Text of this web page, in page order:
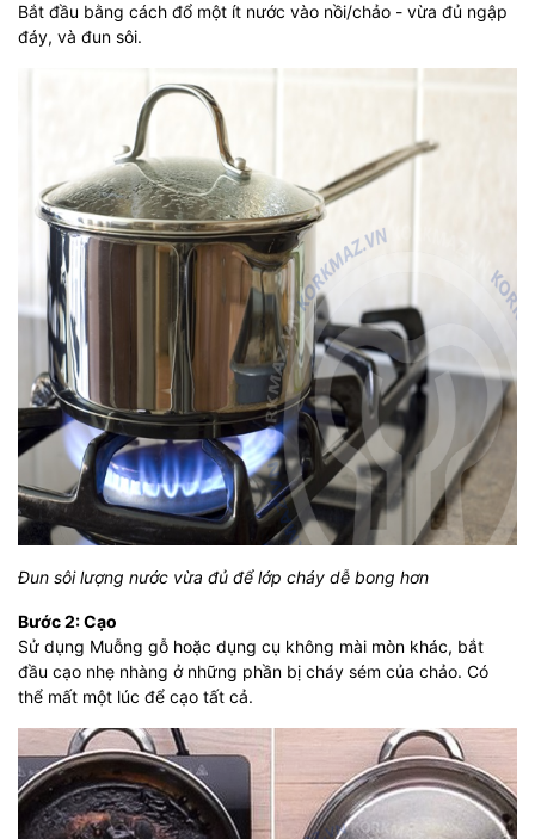
Bắt đầu bằng cách đổ một ít nước vào nồi/chảo - vừa đủ ngập
đáy, và đun sôi.
Đun sôi lượng nước vừa đủ để lớp cháy dễ bong hơn
Bước 2: Cạo
Sử dụng Muỗng gỗ hoặc dụng cụ không mài mòn khác, bắt
đầu cạo nhẹ nhàng ở những phần bị cháy sém của chảo. Có
thể mất một lúc để cạo tất cả.